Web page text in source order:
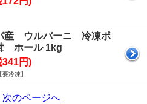
産 ウルバーニ 冷凍ポ
ホール 1kg
341円)
冷凍】
次のページへ